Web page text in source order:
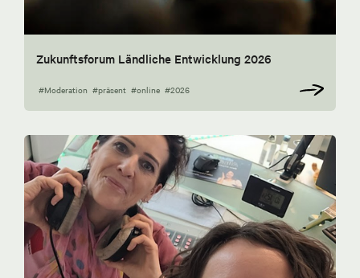
Zukunftsforum Ländliche Entwicklung 2026
#Moderation #präsent #online #2026